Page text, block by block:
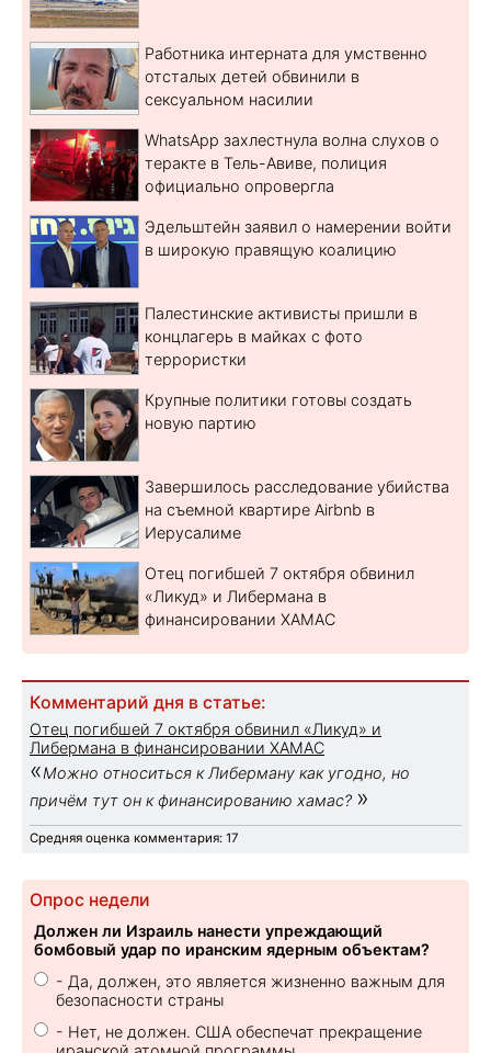
Работника интерната для умственно
отсталых детей обвинили в
сексуальном насилии
WhatsApp захлестнула волна слухов о
теракте в Тель-Авиве, полиция
официально опровергла
Эдельштейн заявил о намерении войти
в широкую правящую коалицию
Палестинские активисты пришли в
концлагерь в майках с фото
террористки
Крупные политики готовы создать
новую партию
Завершилось расследование убийства
на съемной квартире Airbnb в
Иерусалиме
Отец погибшей 7 октября обвинил
«Ликуд» и Либермана в
финансировании ХАМАС
Комментарий дня в статье:
Отец погибшей 7 октября обвинил «Ликуд» и
Либермана в финансировании ХАМАС
«Можно относиться к Либерману как угодно, но
причём тут он к финансированию хамас? »
Средняя оценка комментария: 17
Опрос недели
Должен ли Израиль нанести упреждающий
бомбовый удар по иранским ядерным объектам?
- Да, должен, это является жизненно важным для
безопасности страны
- Нет, не должен. США обеспечат прекращение